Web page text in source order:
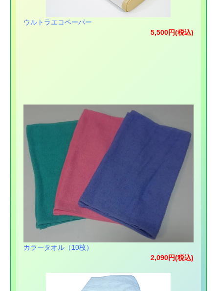
ウルトラエコペーパー
5,500円(税込)
カラータオル（10枚）
2,090円(税込)